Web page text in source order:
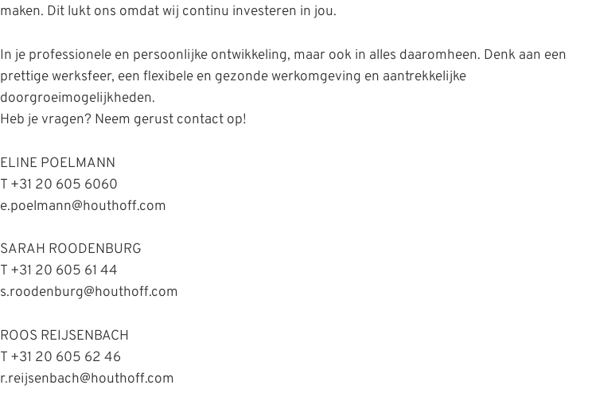
maken. Dit lukt ons omdat wij continu investeren in jou.
In je professionele en persoonlijke ontwikkeling, maar ook in alles daaromheen. Denk aan een
prettige werksfeer, een flexibele en gezonde werkomgeving en aantrekkelijke
doorgroeimogelijkheden.
Heb je vragen? Neem gerust contact op!
ELINE POELMANN
T +31 20 605 6060
e.poelmann@houthoff.com
SARAH ROODENBURG
T +31 20 605 61 44
s.roodenburg@houthoff.com
ROOS REIJSENBACH
T +31 20 605 62 46
r.reijsenbach@houthoff.com